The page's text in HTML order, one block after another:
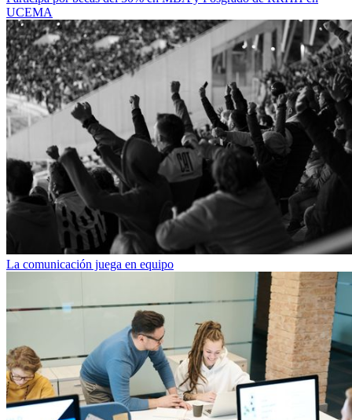
UCEMA
La comunicación juega en equipo